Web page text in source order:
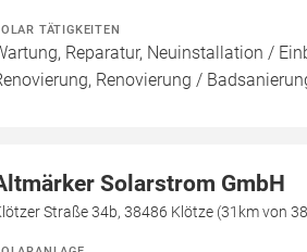
TÄTIGKEITEN
Reparatur, Neuinstallation /
Renovierung /
Solarstrom GmbH
Straße 34b, 38486 Klötze (31km von